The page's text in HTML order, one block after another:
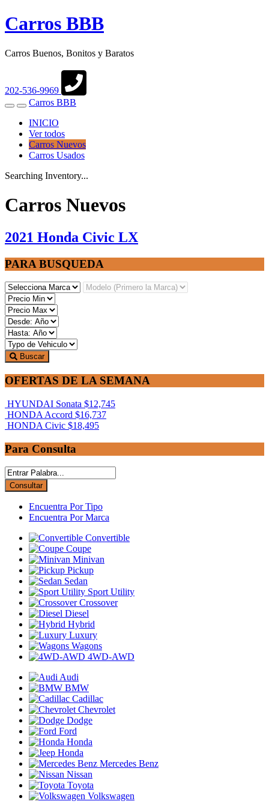
Carros BBB
Carros Buenos, Bonitos y Baratos
202-536-9969
Toggle
navigation
Toggle
Search
Carros BBB
INICIO
Ver todos
Carros Nuevos
Carros Usados
Searching Inventory...
Carros Nuevos
2021 Honda Civic LX
PARA BUSQUEDA
Buscar
OFERTAS DE LA SEMANA
HYUNDAI Sonata $12,745
HONDA Accord $16,737
HONDA Civic $18,495
Para Consulta
Encuentra Por Tipo
Encuentra Por Marca
Convertible
Coupe
Minivan
Pickup
Sedan
Sport Utility
Crossover
Diesel
Hybrid
Luxury
Wagons
4WD-AWD
Audi
BMW
Cadillac
Chevrolet
Dodge
Ford
Honda
Honda
Mercedes Benz
Nissan
Toyota
Volkswagen